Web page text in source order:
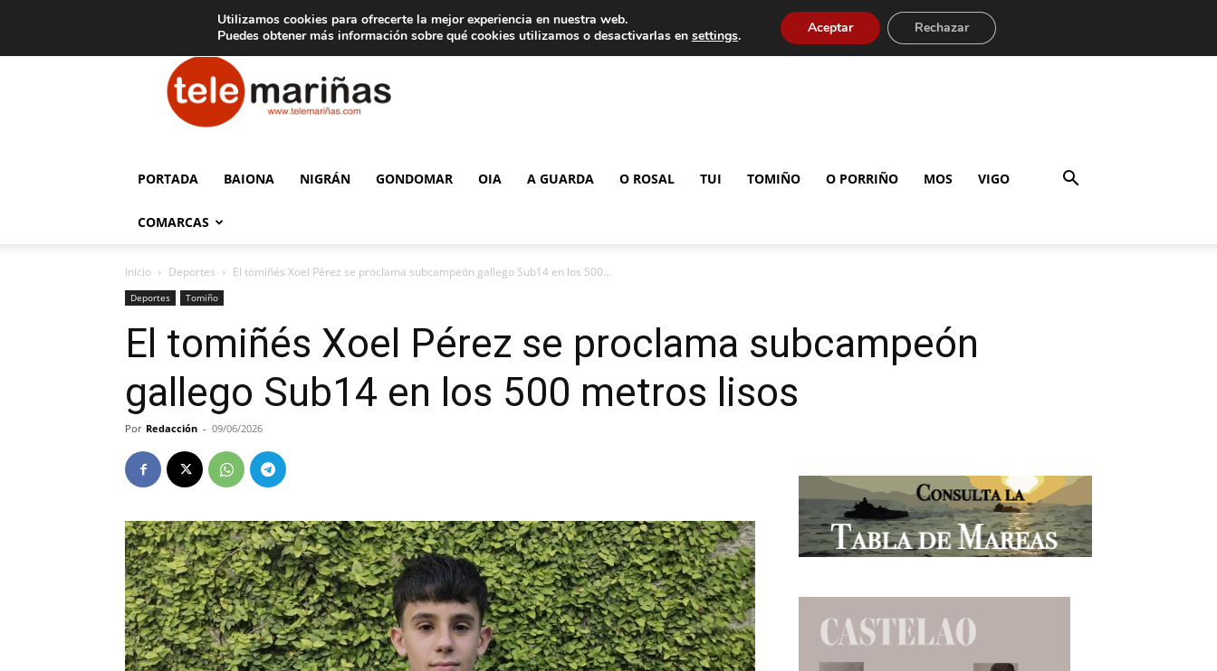
Aviso legal Tarifas de publicidad
Telemariñas
PORTADA BAIONA NIGRÁN GONDOMAR OIA A GUARDA O ROSAL TUI TOMIÑO O PORRIÑO MOS VIGO
COMARCAS
Inicio Deportes El tomiñés Xoel Pérez se proclama subcampeón gallego Sub14 en los 500...
Deportes Tomiño
El tomiñés Xoel Pérez se proclama subcampeón
gallego Sub14 en los 500 metros lisos
Por Redacción - 09/06/2026
Utilizamos cookies para ofrecerte la mejor experiencia en nuestra web.
Puedes obtener más información sobre qué cookies utilizamos o desactivarlas en settings. Aceptar Rechazar